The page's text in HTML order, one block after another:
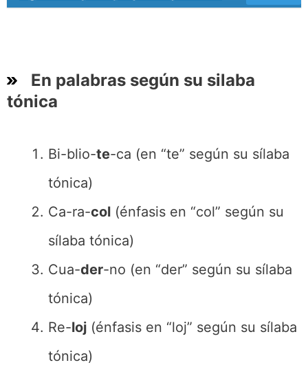
En palabras según su silaba
tónica
Bi-blio-te-ca (en “te” según su sílaba
tónica)
Ca-ra-col (énfasis en “col” según su
sílaba tónica)
Cua-der-no (en “der” según su sílaba
tónica)
Re-loj (énfasis en “loj” según su sílaba
tónica)